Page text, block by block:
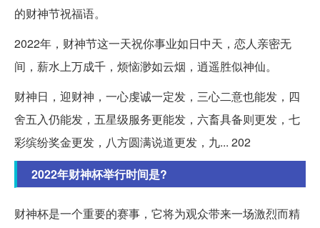
的财神节祝福语。
2022年，财神节这一天祝你事业如日中天，恋人亲密无
间，薪水上万成千，烦恼渺如云烟，逍遥胜似神仙。
财神日，迎财神，一心虔诚一定发，三心二意也能发，四
舍五入仍能发，五星级服务更能发，六畜具备则更发，七
彩缤纷奖金更发，八方圆满说道更发，九... 202
2022年财神杯举行时间是?
财神杯是一个重要的赛事，它将为观众带来一场激烈而精